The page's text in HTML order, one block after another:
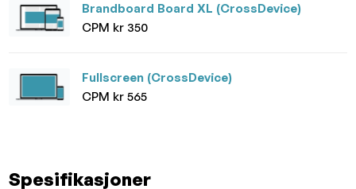
Brandboard Board XL (CrossDevice)
CPM kr 350
Fullscreen (CrossDevice)
CPM kr 565
Spesifikasjoner